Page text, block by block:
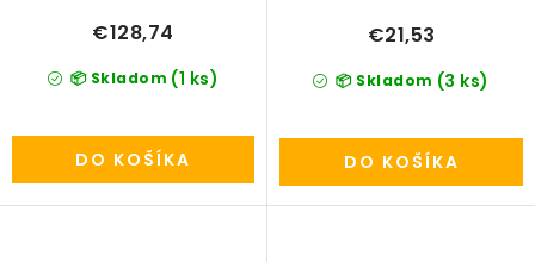
📦 Skladom (1 ks)
€128,74
DO KOŠÍKA
📦 Skladom (3 ks)
€21,53
DO KOŠÍKA